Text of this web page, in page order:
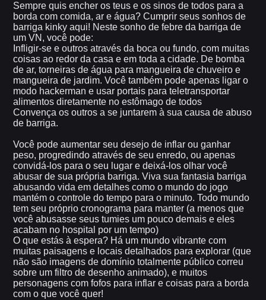
Sempre quis encher os teus e os sinos de todos para a
borda com comida, ar e água? Cumprir seus sonhos de
barriga kinky aqui! Neste sonho de febre da barriga de
um VN, você pode:
Infligir-se e outros através da boca ou fundo, com muitas
coisas ao redor da casa e em toda a cidade. De bomba
de ar, torneiras de água para mangueira de chuveiro e
mangueira de jardim. Você também pode apenas ligar o
modo hackerman e usar portais para teletransportar
alimentos diretamente no estômago de todos
Convença os outros a se juntarem à sua causa de abuso
de barriga.
Você pode aumentar seu desejo de inflar ou ganhar
peso, progredindo através de seu enredo, ou apenas
convidá-los para o seu lugar e deixá-los olhar você
abusar de sua própria barriga. Viva sua fantasia barriga
abusando vida em detalhes como o mundo do jogo
mantém o controle do tempo para o minuto. Todo mundo
tem seu próprio cronograma para manter (a menos que
você abusasse seus tumies um pouco demais e eles
acabam no hospital por um tempo)
O que estás à espera? Há um mundo vibrante com
muitas paisagens e locais detalhados para explorar (que
não são imagens de domínio totalmente público correu
sobre um filtro de desenho animado), e muitos
personagens com fofos para inflar e coisas para a borda
com o que você quer!